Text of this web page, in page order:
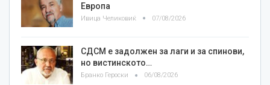
Европа
Ивица Челиковиќ 07/08/2026
СДСМ е задолжен за лаги и за спинови,
но вистинското…
Бранко Героски 06/08/2026